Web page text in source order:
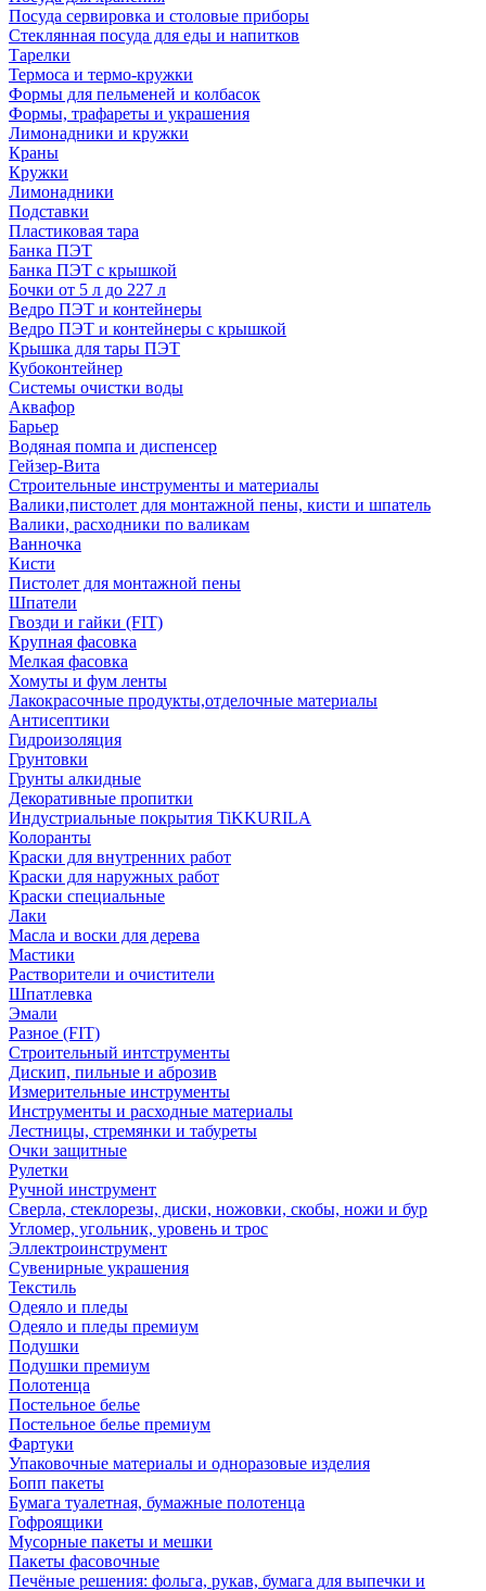
Посуда сервировка и столовые приборы
Стеклянная посуда для еды и напитков
Тарелки
Термоса и термо-кружки
Формы для пельменей и колбасок
Формы, трафареты и украшения
Лимонадники и кружки
Краны
Кружки
Лимонадники
Подставки
Пластиковая тара
Банка ПЭТ
Банка ПЭТ с крышкой
Бочки от 5 л до 227 л
Ведро ПЭТ и контейнеры
Ведро ПЭТ и контейнеры с крышкой
Крышка для тары ПЭТ
Кубоконтейнер
Системы очистки воды
Аквафор
Барьер
Водяная помпа и диспенсер
Гейзер-Вита
Строительные инструменты и материалы
Валики,пистолет для монтажной пены, кисти и шпатель
Валики, расходники по валикам
Ванночка
Кисти
Пистолет для монтажной пены
Шпатели
Гвозди и гайки (FIT)
Крупная фасовка
Мелкая фасовка
Хомуты и фум ленты
Лакокрасочные продукты,отделочные материалы
Антисептики
Гидроизоляция
Грунтовки
Грунты алкидные
Декоративные пропитки
Индустриальные покрытия TiKKURILA
Колоранты
Краски для внутренних работ
Краски для наружных работ
Краски специальные
Лаки
Масла и воски для дерева
Мастики
Растворители и очистители
Шпатлевка
Эмали
Разное (FIT)
Строительный интструменты
Дискип, пильные и аброзив
Измерительные инструменты
Инструменты и расходные материалы
Лестницы, стремянки и табуреты
Очки защитные
Рулетки
Ручной инструмент
Сверла, стеклорезы, диски, ножовки, скобы, ножи и бур
Угломер, угольник, уровень и трос
Эллектроинструмент
Сувенирные украшения
Текстиль
Одеяло и пледы
Одеяло и пледы премиум
Подушки
Подушки премиум
Полотенца
Постельное белье
Постельное белье премиум
Фартуки
Упаковочные материалы и одноразовые изделия
Бопп пакеты
Бумага туалетная, бумажные полотенца
Гофроящики
Мусорные пакеты и мешки
Пакеты фасовочные
Печёные решения: фольга, рукав, бумага для выпечки и